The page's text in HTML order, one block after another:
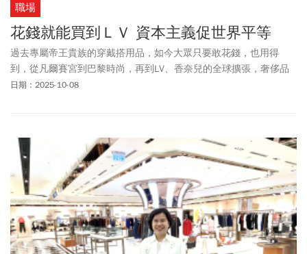
職場
花錢就能買到ＬＶ 資本主義促世界平等
過去專屬帝王貴族的穿戴搭用品，如今大眾只要敢花錢，也用得
到，從凡爾賽宮到巴黎時尚，再到LV、香奈兒的全球擴張，奢侈品
產業史正是資本主義的縮影。
日期：2025-10-08